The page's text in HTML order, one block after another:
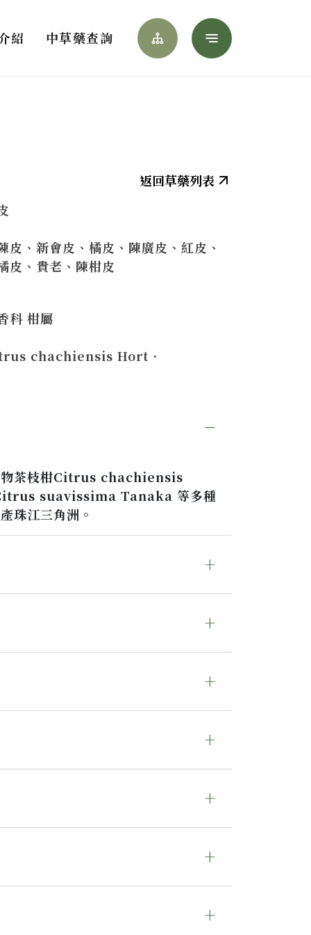
紹 中草藥查詢 網站導覽Menu
皮、新會皮、橘皮、陳廣皮、紅皮、
皮、貴老、陳柑皮
科 柑屬
chachiensis Hort．
物茶枝柑Citrus chachiensis
suavissima Tanaka 等多種
珠江三角洲。